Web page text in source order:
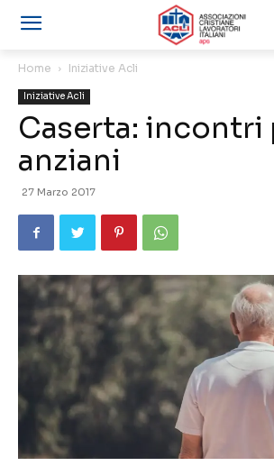
Home Iniziative Acli
Iniziative Acli
Caserta: incontri
anziani
27 Marzo 2017